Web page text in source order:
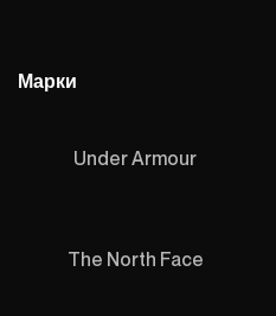
Марки
Under Armour
The North Face